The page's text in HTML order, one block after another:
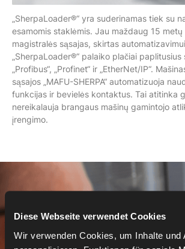
Diese Webseite verwendet Cookies
Wir verwenden Cookies, um Inhalte und
„SherpaLoader®“ yra suderinamas tiek su
esamomis staklėmis. Jau maždaug 15
magistralės sąsajas, skirtas
„SherpaLoader®“ palaiko plačiai
„Profibus“, „Profinet“ ir „EtherNet/IP“.
sąsajos „MAFU-SHERPA“ automatizuoja
funkcijas ir bevielės kontaktus. Tai atitinka
nereikalauja brangaus mašinų gamintojo
įrengimo.